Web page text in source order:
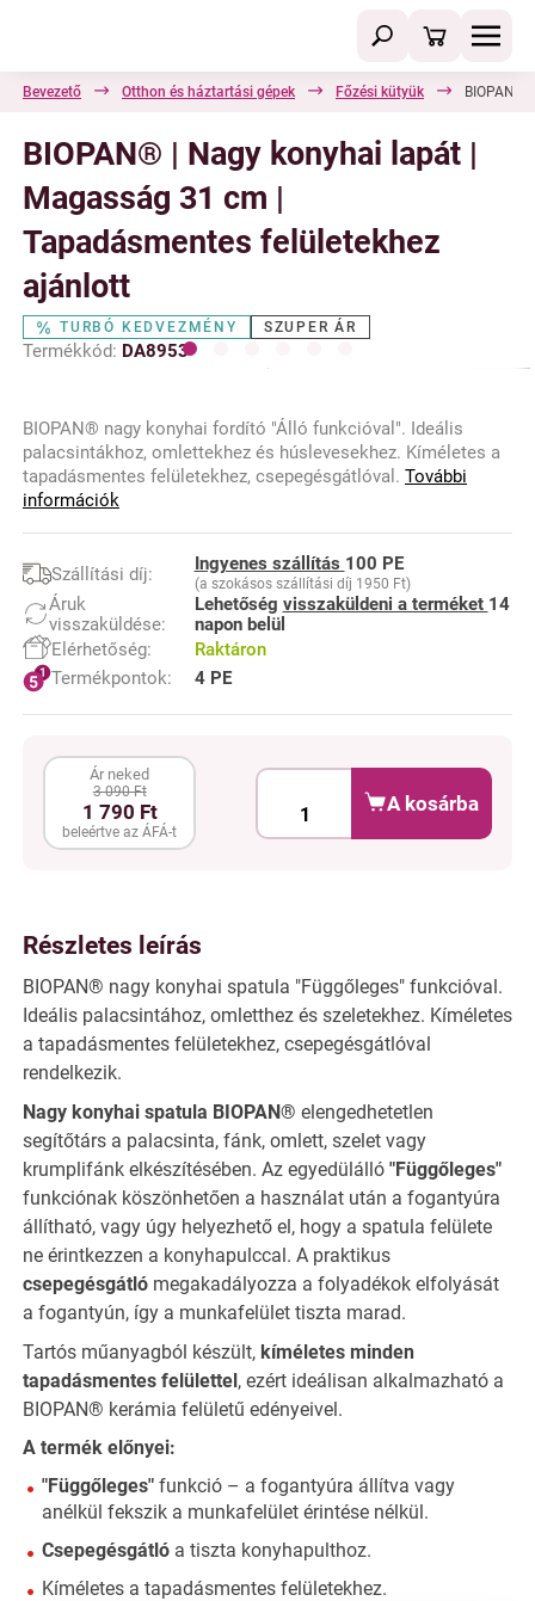
Bevezető Otthon és háztartási gépek Főzési kütyük BIOPAN®
BIOPAN® | Nagy konyhai lapát |
Magasság 31 cm |
Tapadásmentes felületekhez
ajánlott
TURBÓ KEDVEZMÉNY SZUPER ÁR
Termékkód: DA8953
BIOPAN® nagy konyhai fordító "Álló funkcióval". Ideális
palacsintákhoz, omlettekhez és húslevesekhez. Kíméletes a
tapadásmentes felületekhez, csepegésgátlóval. További
információk
Szállítási díj: Ingyenes szállítás 100 PE
(a szokásos szállítási díj 1950 Ft)
Áruk
visszaküldése:
Lehetőség visszaküldeni a terméket 14
napon belül
Elérhetőség:
Raktáron
Termékpontok:
4 PE
Ár neked
3 090 Ft
1 790 Ft
beleértve az ÁFÁ-t
A kosárba
Részletes leírás
BIOPAN® nagy konyhai spatula "Függőleges" funkcióval.
Ideális palacsintához, omletthez és szeletekhez. Kíméletes
a tapadásmentes felületekhez, csepegésgátlóval
rendelkezik.
Nagy konyhai spatula BIOPAN® elengedhetetlen
segítőtárs a palacsinta, fánk, omlett, szelet vagy
krumplifánk elkészítésében. Az egyedülálló "Függőleges"
funkciónak köszönhetően a használat után a fogantyúra
állítható, vagy úgy helyezhető el, hogy a spatula felülete
ne érintkezzen a konyhapulccal. A praktikus
csepegésgátló megakadályozza a folyadékok elfolyását
a fogantyún, így a munkafelület tiszta marad.
Tartós műanyagból készült, kíméletes minden
tapadásmentes felülettel, ezért ideálisan alkalmazható a
BIOPAN® kerámia felületű edényeivel.
A termék előnyei:
"Függőleges" funkció – a fogantyúra állítva vagy
anélkül fekszik a munkafelület érintése nélkül.
Csepegésgátló a tiszta konyhapulthoz.
Kíméletes a tapadásmentes felületekhez.